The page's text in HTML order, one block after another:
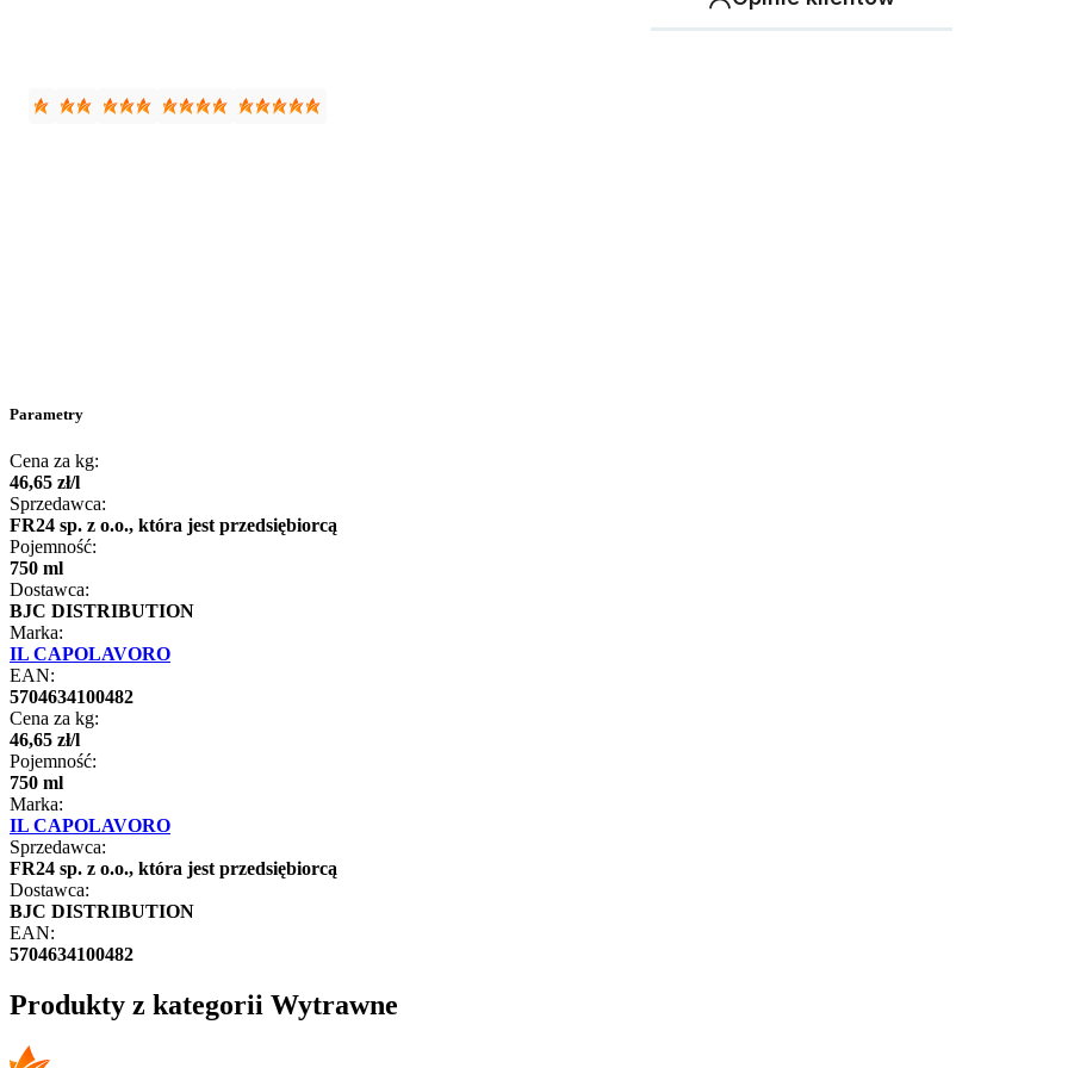
Parametry
Cena za kg:
46,65 zł/l
Sprzedawca:
FR24 sp. z o.o., która jest przedsiębiorcą
Pojemność:
750 ml
Dostawca:
BJC DISTRIBUTION
Marka:
IL CAPOLAVORO
EAN:
5704634100482
Cena za kg:
46,65 zł/l
Pojemność:
750 ml
Marka:
IL CAPOLAVORO
Sprzedawca:
FR24 sp. z o.o., która jest przedsiębiorcą
Dostawca:
BJC DISTRIBUTION
EAN:
5704634100482
Produkty z kategorii Wytrawne